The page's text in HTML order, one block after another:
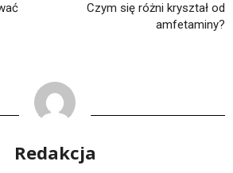
Czym się różni kryształ od
amfetaminy?
Redakcja